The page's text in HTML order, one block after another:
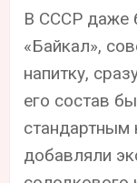
В СССР даже
«Байкал»,
напитку,
его состав
стандартным
добавляли